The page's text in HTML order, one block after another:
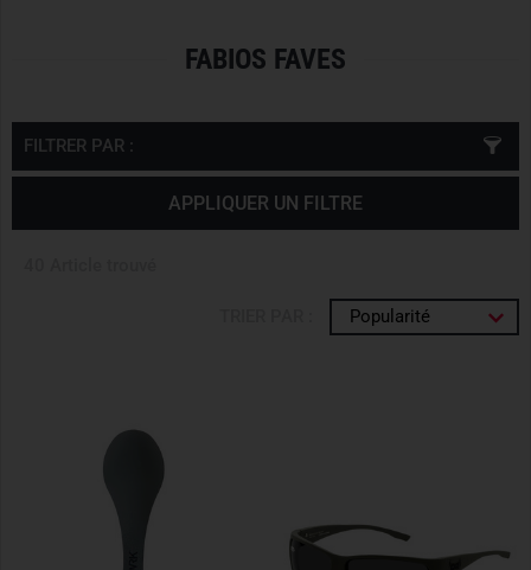
FABIOS FAVES
FILTRER PAR :
APPLIQUER UN FILTRE
Popularité